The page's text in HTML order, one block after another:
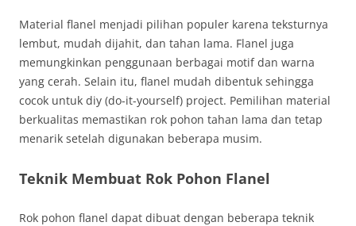
Material flanel menjadi pilihan populer karena teksturnya
lembut, mudah dijahit, dan tahan lama. Flanel juga
memungkinkan penggunaan berbagai motif dan warna
yang cerah. Selain itu, flanel mudah dibentuk sehingga
cocok untuk diy (do-it-yourself) project. Pemilihan material
berkualitas memastikan rok pohon tahan lama dan tetap
menarik setelah digunakan beberapa musim.
Teknik Membuat Rok Pohon Flanel
Rok pohon flanel dapat dibuat dengan beberapa teknik